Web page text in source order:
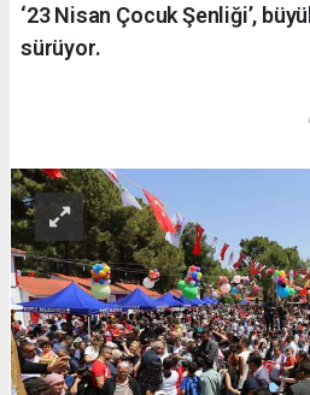
‘23 Nisan Çocuk Şenliği’,
sürüyor.